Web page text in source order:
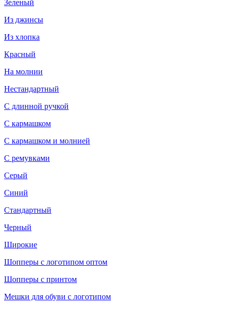
Зеленый
Из джинсы
Из хлопка
Красный
На молнии
Нестандартный
С длинной ручкой
С кармашком
С кармашком и молнией
С ремувками
Серый
Синий
Стандартный
Черный
Широкие
Шопперы с логотипом оптом
Шопперы с принтом
Мешки для обуви с логотипом